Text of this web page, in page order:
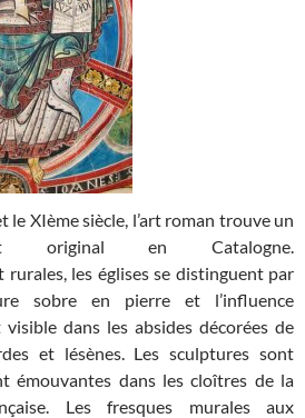
le XIème siècle, l’art roman trouve un
original en Catalogne.
rurales, les églises se distinguent par
sobre en pierre et l’influence
dans les absides décorées de
et lésènes. Les sculptures sont
émouvantes dans les cloîtres de la
Les fresques murales aux